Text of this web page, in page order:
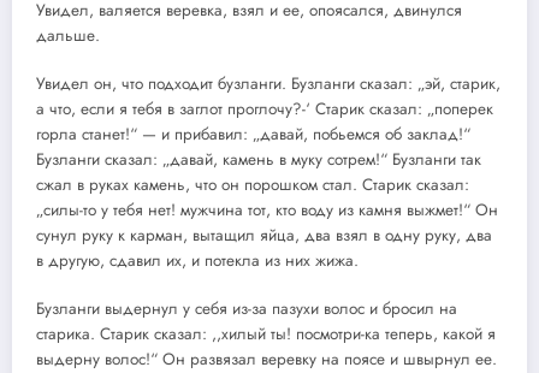
Увидел, валяется веревка, взял и ее, опоясался, двинулся
дальше.
Увидел он, что подходит бузланги. Бузланги сказал: „эй, старик,
а что, если я тебя в заглот проглочу?-‘ Старик сказал: „поперек
горла станет!“ — и прибавил: „давай, побьемся об заклад!“
Бузланги сказал: „давай, камень в муку сотрем!“ Бузланги так
сжал в руках камень, что он порошком стал. Старик сказал:
„силы-то у тебя нет! мужчина тот, кто воду из камня выжмет!“ Он
сунул руку к карман, вытащил яйца, два взял в одну руку, два
в другую, сдавил их, и потекла из них жижа.
Бузланги выдернул у себя из-за пазухи волос и бросил на
старика. Старик сказал: ,,хилый ты! посмотри-ка теперь, какой я
выдерну волос!“ Он развязал веревку на поясе и швырнул ее.